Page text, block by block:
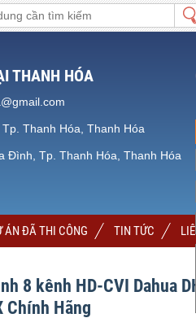
THANH HÓA
Thanh Hóa, Thanh Hóa
Đình, Tp. Thanh Hóa, Thanh Hóa
ÁN ĐÃ THI CÔNG TIN TỨC
8 kênh HD-CVI Dahua
Chính Hãng